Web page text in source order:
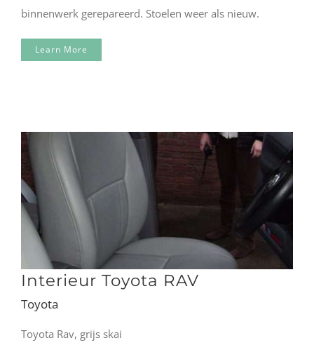
binnenwerk gerepareerd. Stoelen weer als nieuw.
Learn More
Interieur Toyota RAV
Toyota
Toyota Rav, grijs skai